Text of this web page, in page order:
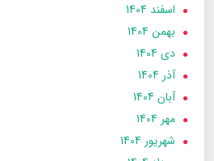
اسفند 1404
بهمن 1404
دی 1404
آذر 1404
آبان 1404
مهر 1404
شهریور 1404